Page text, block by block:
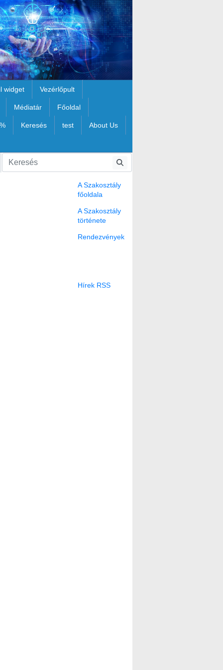
widget Vezérlőpult
Médiatár Főoldal
Keresés test About Us
A Szakosztály
főoldala
A Szakosztály
története
Rendezvények
Hírek RSS